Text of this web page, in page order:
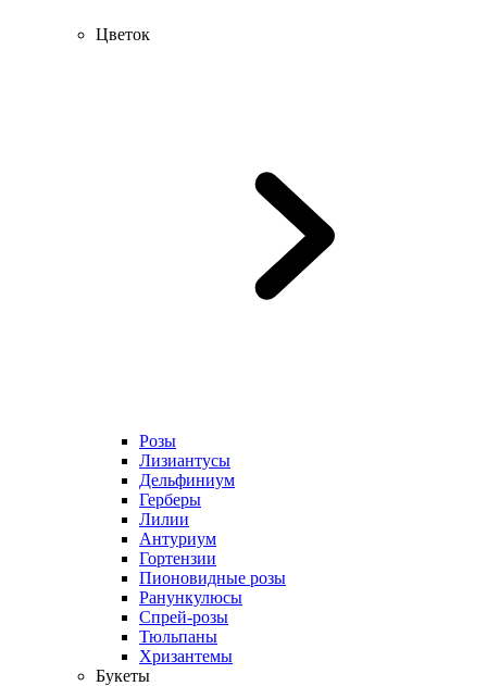
Цветок
Розы
Лизиантусы
Дельфиниум
Герберы
Лилии
Антуриум
Гортензии
Пионовидные розы
Ранункулюсы
Спрей-розы
Тюльпаны
Хризантемы
Букеты